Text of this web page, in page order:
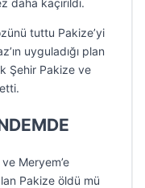
daha kaçırıldı.
tuttu Pakize’yi
uyguladığı plan
Şehir Pakize ve
Meryem’e
Pakize öldü mü